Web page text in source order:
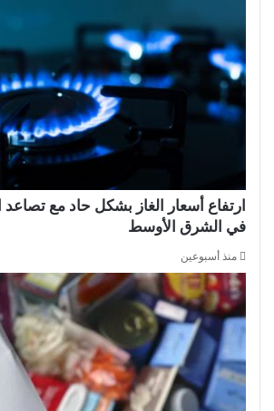
ارتفاع أسعار الغاز بشكل حاد مع تصاعد
في الشرق الأوسط
منذ أسبوعين